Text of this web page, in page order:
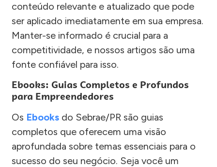
conteúdo relevante e atualizado que pode
ser aplicado imediatamente em sua empresa.
Manter-se informado é crucial para a
competitividade, e nossos artigos são uma
fonte confiável para isso.
Ebooks: Guias Completos e Profundos
para Empreendedores
Os Ebooks do Sebrae/PR são guias
completos que oferecem uma visão
aprofundada sobre temas essenciais para o
sucesso do seu negócio. Seja você um